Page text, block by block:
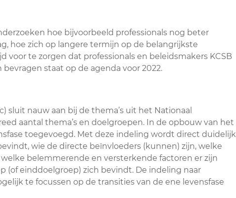
hoe bijvoorbeeld professionals nog beter
hoe zich op langere termijn op de belangrijkste
voor te zorgen dat professionals en beleidsmakers KCSB
staat op de agenda voor 2022.
sluit nauw aan bij de thema’s uit het Nationaal
aantal thema’s en doelgroepen. In de opbouw van het
toegevoegd. Met deze indeling wordt direct duidelijk
wie de directe beïnvloeders (kunnen) zijn, welke
belemmerende en versterkende factoren er zijn
(of einddoelgroep) zich bevindt. De indeling naar
te focussen op de transities van de ene levensfase